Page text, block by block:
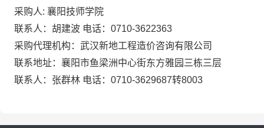
采购人: 襄阳技师学院
联系人：胡建波 电话：0710-3622363
采购代理机构：武汉新地工程造价咨询有限公司
联系地址：襄阳市鱼梁洲中心街东方雅园三栋三层
联系人：张群林 电话：0710-3629687转8003